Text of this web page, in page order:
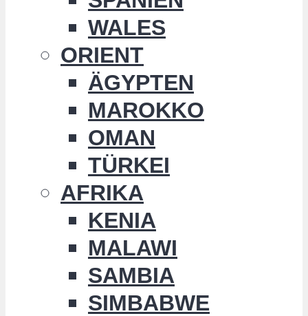
WALES
ORIENT
ÄGYPTEN
MAROKKO
OMAN
TÜRKEI
AFRIKA
KENIA
MALAWI
SAMBIA
SIMBABWE